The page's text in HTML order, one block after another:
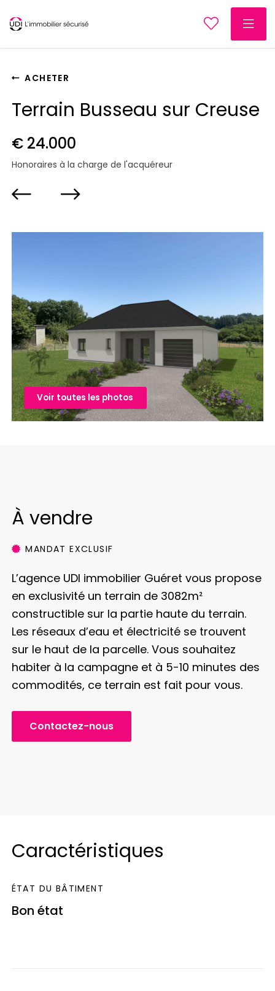
ACHETER
Terrain Busseau sur Creuse
€ 24.000
Honoraires à la charge de l'acquéreur
Voir toutes les photos
À vendre
MANDAT EXCLUSIF
L’agence UDI immobilier Guéret vous propose
en exclusivité un terrain de 3082m²
constructible sur la partie haute du terrain.
Les réseaux d’eau et électricité se trouvent
sur le haut de la parcelle.Vous souhaitez
habiter à la campagne et à 5-10 minutes des
commodités, ce terrain est fait pour vous.
Contactez-nous
Caractéristiques
ÉTAT DU BÂTIMENT
Bon état